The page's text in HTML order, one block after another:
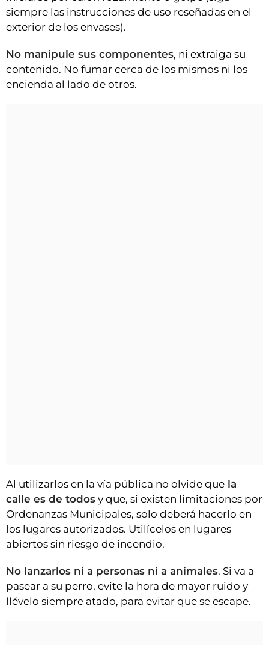
siempre las instrucciones de uso reseñadas en el
exterior de los envases).
No manipule sus componentes, ni extraiga su
contenido. No fumar cerca de los mismos ni los
encienda al lado de otros.
Al utilizarlos en la vía pública no olvide que la
calle es de todos y que, si existen limitaciones por
Ordenanzas Municipales, solo deberá hacerlo en
los lugares autorizados. Utilícelos en lugares
abiertos sin riesgo de incendio.
No lanzarlos ni a personas ni a animales. Si va a
pasear a su perro, evite la hora de mayor ruido y
llévelo siempre atado, para evitar que se escape.